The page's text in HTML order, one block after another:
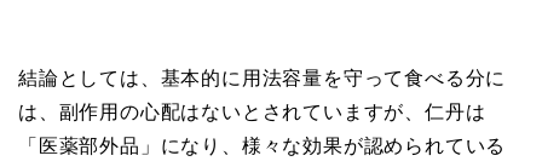
結論としては、基本的に用法容量を守って食べる分に
は、副作用の心配はないとされていますが、仁丹は
「医薬部外品」になり、様々な効果が認められている